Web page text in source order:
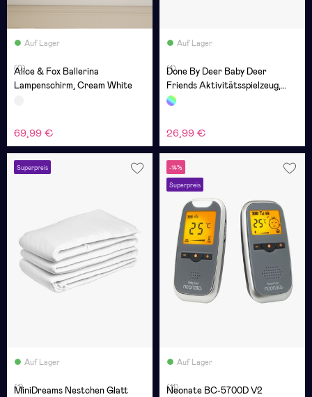
Auf Lager
(0)
Alice & Fox Ballerina
Lampenschirm, Cream White
69,99 €
Auf Lager
(1)
Done By Deer Baby Deer
Friends Aktivitätsspielzeug,
Sand
26,99 €
Superpreis
Auf Lager
(1)
MiniDreams Nestchen Glatt
-14%
Superpreis
Auf Lager
(11)
Neonate BC-5700D V2